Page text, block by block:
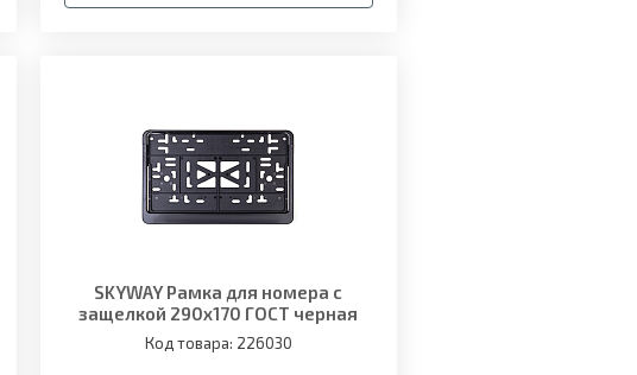
SKYWAY Рамка для номера с
защелкой 290х170 ГОСТ черная
без надписи
Код товара: 226030